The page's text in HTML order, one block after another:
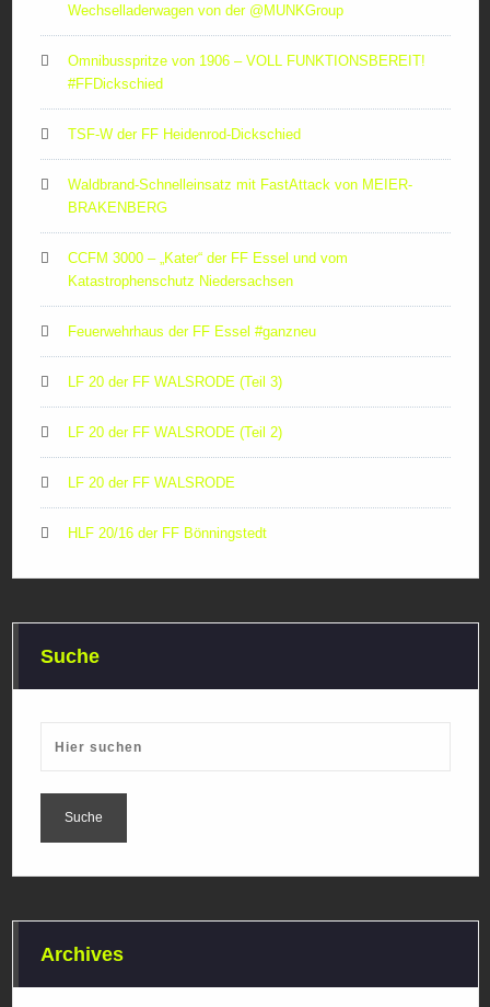
Wechselladerwagen von der ‪@MUNKGroup‬
Omnibusspritze von 1906 – VOLL FUNKTIONSBEREIT!
#FFDickschied
TSF-W der FF Heidenrod-Dickschied
Waldbrand-Schnelleinsatz mit FastAttack von MEIER-
BRAKENBERG
CCFM 3000 – „Kater“ der FF Essel und vom
Katastrophenschutz Niedersachsen
Feuerwehrhaus der FF Essel #ganzneu
LF 20 der FF WALSRODE (Teil 3)
LF 20 der FF WALSRODE (Teil 2)
LF 20 der FF WALSRODE
HLF 20/16 der FF Bönningstedt
Suche
Archives